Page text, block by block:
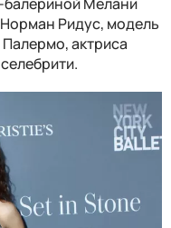
Ридус, модель
актриса